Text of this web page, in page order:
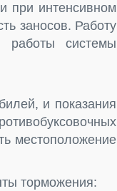
при интенсивном
заносов. Работу
работы системы
и показания
местоположение
торможения: